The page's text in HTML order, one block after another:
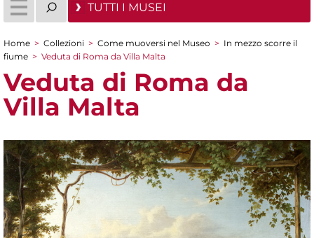
TUTTI I MUSEI
Tu sei qui
Home > Collezioni > Come muoversi nel Museo > In mezzo scorre il
fiume > Veduta di Roma da Villa Malta
Veduta di Roma da
Villa Malta